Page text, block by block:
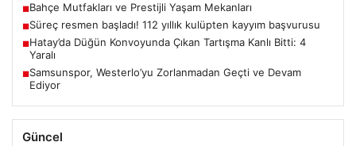
■Bahçe Mutfakları ve Prestijli Yaşam Mekanları
■Süreç resmen başladı! 112 yıllık kulüpten kayyım başvurusu
■Hatay’da Düğün Konvoyunda Çıkan Tartışma Kanlı Bitti: 4
Yaralı
■Samsunspor, Westerlo’yu Zorlanmadan Geçti ve Devam
Ediyor
Güncel